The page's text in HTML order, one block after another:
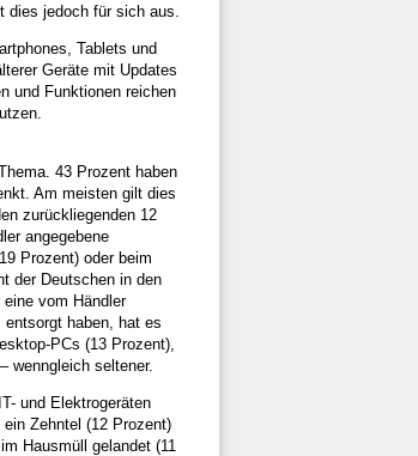
jedoch für sich aus.
Tablets und
Geräte mit Updates
und Funktionen reichen
43 Prozent haben
Am meisten gilt dies
zurückliegenden 12
angegebene
Prozent) oder beim
der Deutschen in den
vom Händler
haben, hat es
PCs (13 Prozent),
wenngleich seltener.
und Elektrogeräten
Zehntel (12 Prozent)
Hausmüll gelandet (11